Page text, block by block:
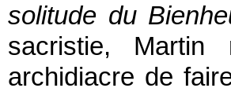
solitude du
sacristie,
archidiacre de